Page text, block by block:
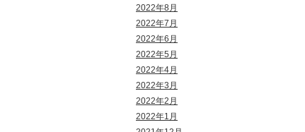
2022年8月
2022年7月
2022年6月
2022年5月
2022年4月
2022年3月
2022年2月
2022年1月